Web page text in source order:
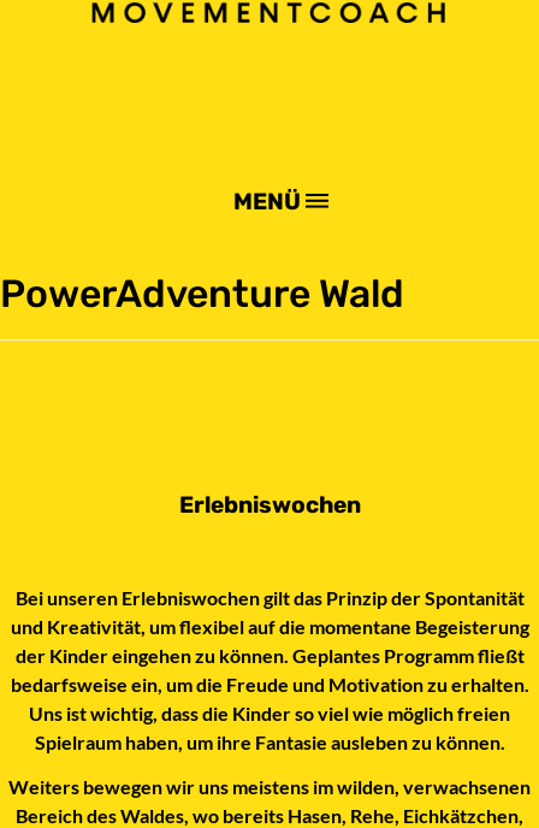
MENÜ
PowerAdventure Wald
Erlebniswochen
Bei unseren Erlebniswochen gilt das Prinzip der Spontanität
und Kreativität, um flexibel auf die momentane Begeisterung
der Kindereingehen zu können. Geplantes Programm fließt
bedarfsweise ein, um die Freude und Motivation zu erhalten.
Uns ist wichtig, dass die Kinder so viel wie möglich freien
Spielraum haben, um ihre Fantasie ausleben zu können.
Weiters bewegen wir uns meistens im wilden, verwachsenen
Bereich des Waldes, wo bereits Hasen, Rehe, Eichkätzchen,